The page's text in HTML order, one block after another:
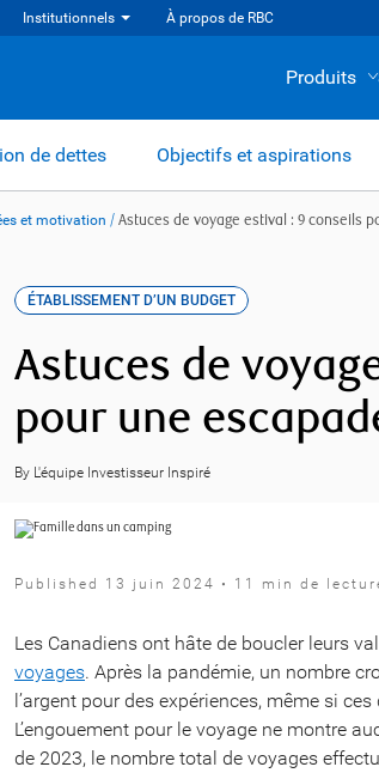
Institutionnels À propos de RBC
Produits
de dettes Objectifs et aspirations
et motivation / Astuces de voyage estival : 9 conseils
ÉTABLISSEMENT D’UN BUDGET
Astuces de
pour une
By L'équipe Investisseur Inspiré
Published 13 juin 2024 • 11 min de
Les Canadiens ont hâte de boucler leurs
voyages. Après la pandémie, un nombre
l’argent pour des expériences, même si
L’engouement pour le voyage ne montre
de 2023, le nombre total de voyages